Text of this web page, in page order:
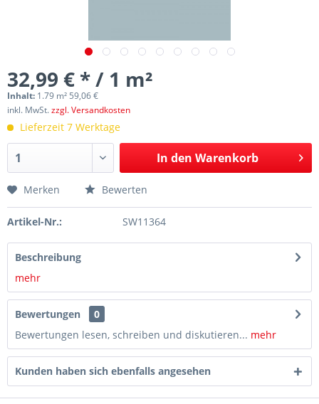
32,99 € * / 1 m²
Inhalt: 1.79 m² 59,06 €
inkl. MwSt.zzgl. Versandkosten
Lieferzeit 7 Werktage
In den Warenkorb
Merken Bewerten
Artikel-Nr.: SW11364
Beschreibung
mehr
Bewertungen
0
Bewertungen lesen, schreiben und diskutieren... mehr
Kunden haben sich ebenfalls angesehen